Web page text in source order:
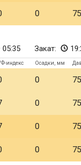
0
05:35 Закат:
индекс Осадки, мм
0
0
0
0